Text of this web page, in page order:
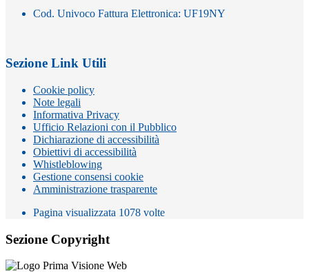
Cod. Univoco Fattura Elettronica: UF19NY
Sezione Link Utili
Cookie policy
Note legali
Informativa Privacy
Ufficio Relazioni con il Pubblico
Dichiarazione di accessibilità
Obiettivi di accessibilità
Whistleblowing
Gestione consensi cookie
Amministrazione trasparente
Pagina visualizzata 1078 volte
Sezione Copyright